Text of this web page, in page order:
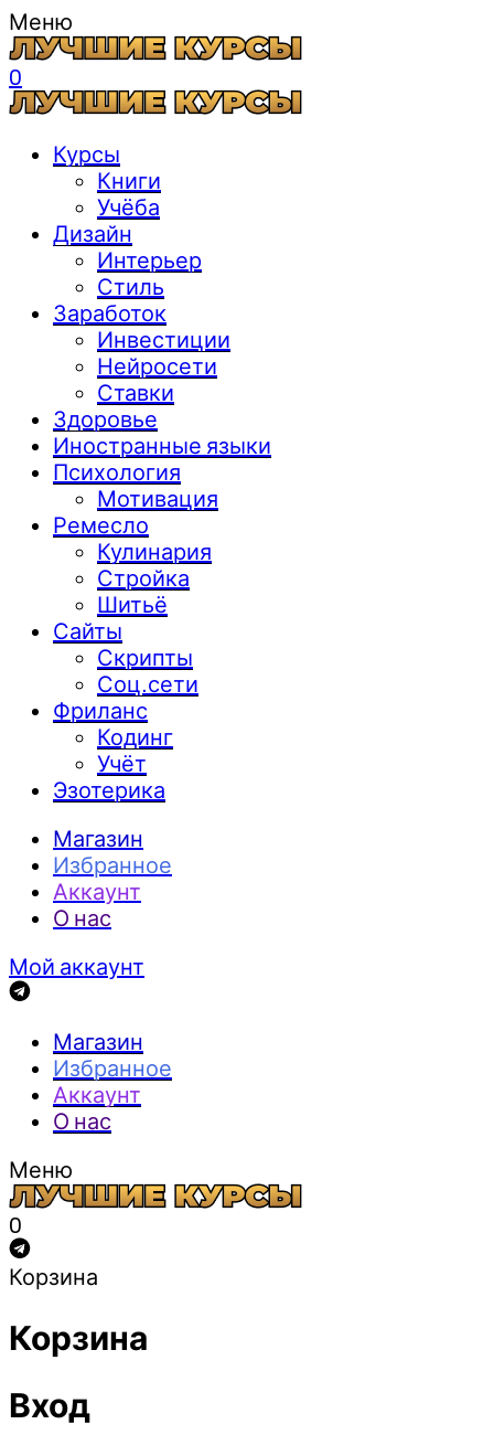
Меню
0
Курсы
Книги
Учёба
Дизайн
Интерьер
Стиль
Заработок
Инвестиции
Нейросети
Ставки
Здоровье
Иностранные языки
Психология
Мотивация
Ремесло
Кулинария
Стройка
Шитьё
Сайты
Скрипты
Соц.сети
Фриланс
Кодинг
Учёт
Эзотерика
Магазин
Избранное
Аккаунт
О нас
Мой аккаунт
Магазин
Избранное
Аккаунт
О нас
Меню
0
Корзина
Корзина
Вход